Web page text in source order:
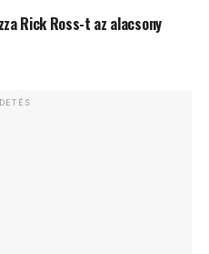
Rick Ross-t az alacsony